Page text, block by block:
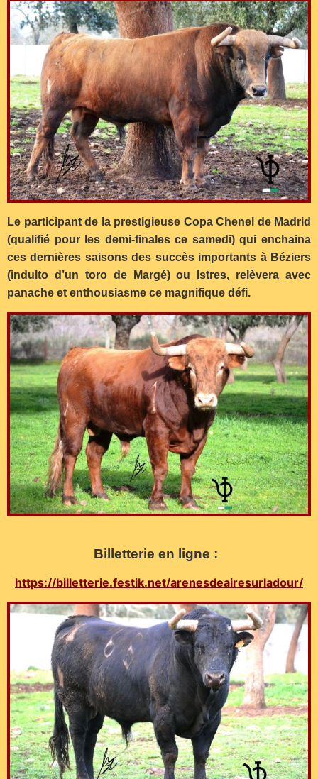
Le participant de la prestigieuse Copa Chenel de Madrid
(qualifié pour les demi-finales ce samedi) qui enchaina
ces dernières saisons des succès importants à Béziers
(indulto d’un toro de Margé) ou Istres, relèvera avec
panache et enthousiasme ce magnifique défi.
Billetterie en ligne :
https://billetterie.festik.net/arenesdeairesurladour/